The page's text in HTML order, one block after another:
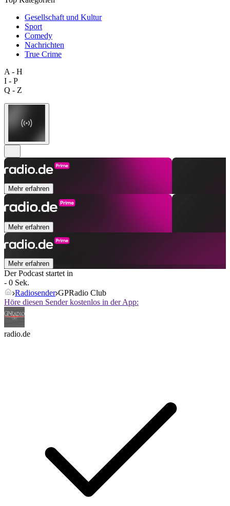
Gesellschaft und Kultur
Sport
Comedy
Nachrichten
True Crime
A - H
I - P
Q - Z
Mehr erfahren
Mehr erfahren
Mehr erfahren
Der Podcast startet in
- 0 Sek.
Radiosender GPRadio Club
Höre diesen Sender kostenlos in der App:
radio.de